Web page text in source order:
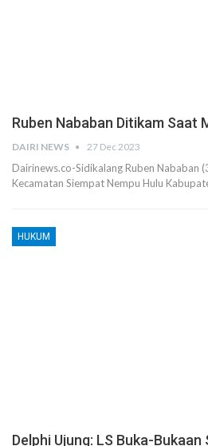
Ruben Nababan Ditikam Saat
DAIRI NEWS 27 Dec 2023
Dairinews.co-Sidikalang Ruben Nababan
Kecamatan Siempat Nempu Hulu
HUKUM
Delphi Ujung: LS Buka-